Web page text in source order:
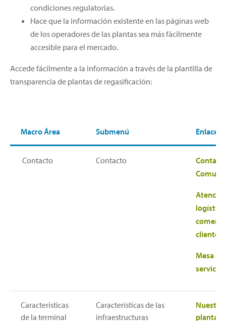
condiciones regulatorias.
Hace que la información existente en las páginas web
de los operadores de las plantas sea más fácilmente
accesible para el mercado.
Accede fácilmente a la información a través de la plantilla de
transparencia de plantas de regasificación:
Macro Área Submenú Enlaces
Contacto Contacto
cliente
Mesa de
Características
de la terminal
Características de las
infraestructuras
plantas